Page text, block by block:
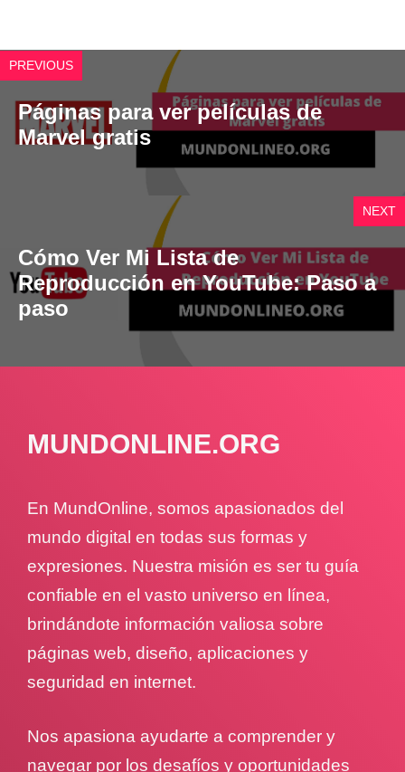
PREVIOUS
Páginas para ver películas de
Marvel gratis
NEXT
Cómo Ver Mi Lista de
Reproducción en YouTube: Paso a
paso
MUNDONLINE.ORG
En MundOnline, somos apasionados del
mundo digital en todas sus formas y
expresiones. Nuestra misión es ser tu guía
confiable en el vasto universo en línea,
brindándote información valiosa sobre
páginas web, diseño, aplicaciones y
seguridad en internet.
Nos apasiona ayudarte a comprender y
navegar por los desafíos y oportunidades